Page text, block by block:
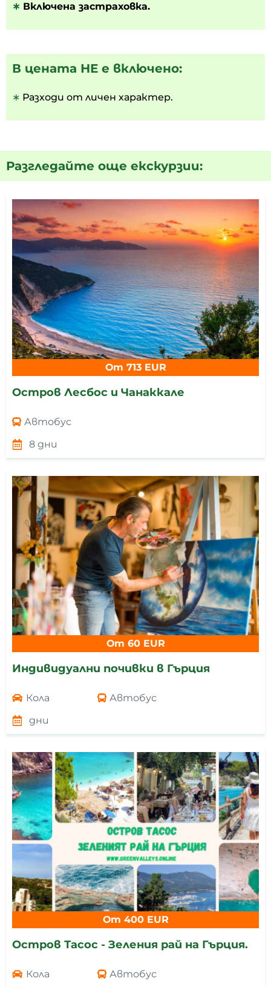
∗ Включена застраховка.
В цената НЕ е включено:
∗ Разходи от личен характер.
Разгледайте още екскурзии:
От 713 EUR
Остров Лесбос и Чанаккале
Автобус
8 дни
От 60 EUR
Индивидуални почивки в Гърция
Кола
Автобус
дни
От 400 EUR
Остров Тасос - Зеления рай на Гърция.
Кола
Автобус